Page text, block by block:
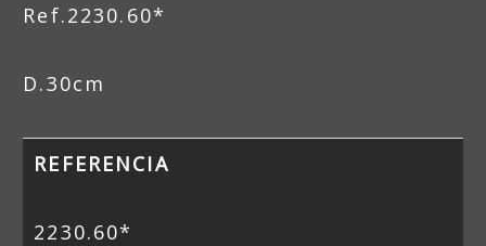
Ref.2230.60*
D.30cm
REFERENCIA
2230.60*